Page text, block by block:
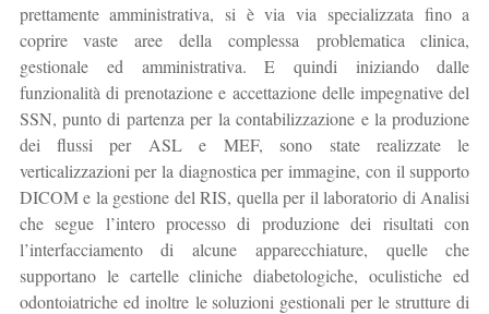
prettamente amministrativa, si è via via specializzata fino a
coprire vaste aree della complessa problematica clinica,
gestionale ed amministrativa. E quindi iniziando dalle
funzionalità di prenotazione e accettazione delle impegnative del
SSN, punto di partenza per la contabilizzazione e la produzione
dei flussi per ASL e MEF, sono state realizzate le
verticalizzazioni per la diagnostica per immagine, con il supporto
DICOM e la gestione del RIS, quella per il laboratorio di Analisi
che segue l’intero processo di produzione dei risultati con
l’interfacciamento di alcune apparecchiature, quelle che
supportano le cartelle cliniche diabetologiche, oculistiche ed
odontoiatriche ed inoltre le soluzioni gestionali per le strutture di